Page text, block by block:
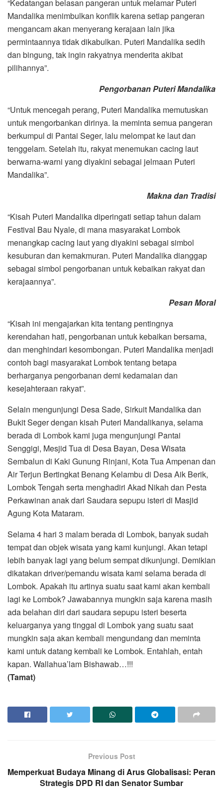
“Kedatangan belasan pangeran untuk melamar Puteri
Mandalika menimbulkan konflik karena setiap pangeran
mengancam akan menyerang kerajaan lain jika
permintaannya tidak dikabulkan. Puteri Mandalika sedih
dan bingung, tak ingin rakyatnya menderita akibat
pilihannya”.
Pengorbanan Puteri Mandalika
“Untuk mencegah perang, Puteri Mandalika memutuskan
untuk mengorbankan dirinya. Ia meminta semua pangeran
berkumpul di Pantai Seger, lalu melompat ke laut dan
tenggelam. Setelah itu, rakyat menemukan cacing laut
berwarna-warni yang diyakini sebagai jelmaan Puteri
Mandalika”.
Makna dan Tradisi
“Kisah Puteri Mandalika diperingati setiap tahun dalam
Festival Bau Nyale, di mana masyarakat Lombok
menangkap cacing laut yang diyakini sebagai simbol
kesuburan dan kemakmuran. Puteri Mandalika dianggap
sebagai simbol pengorbanan untuk kebaikan rakyat dan
kerajaannya”.
Pesan Moral
“Kisah ini mengajarkan kita tentang pentingnya
kerendahan hati, pengorbanan untuk kebaikan bersama,
dan menghindari kesombongan. Puteri Mandalika menjadi
contoh bagi masyarakat Lombok tentang betapa
berharganya pengorbanan demi kedamaian dan
kesejahteraan rakyat”.
Selain mengunjungi Desa Sade, Sirkuit Mandalika dan
Bukit Seger dengan kisah Puteri Mandalikanya, selama
berada di Lombok kami juga mengunjungi Pantai
Senggigi, Mesjid Tua di Desa Bayan, Desa Wisata
Sembalun di Kaki Gunung Rinjani, Kota Tua Ampenan dan
Air Terjun Bertingkat Benang Kelambu di Desa Aik Berik,
Lombok Tengah serta menghadiri Akad Nikah dan Pesta
Perkawinan anak dari Saudara sepupu isteri di Masjid
Agung Kota Mataram.
Selama 4 hari 3 malam berada di Lombok, banyak sudah
tempat dan objek wisata yang kami kunjungi. Akan tetapi
lebih banyak lagi yang belum sempat dikunjungi. Demikian
dikatakan driver/pemandu wisata kami selama berada di
Lombok. Apakah itu artinya suatu saat kami akan kembali
lagi ke Lombok? Jawabannya mungkin saja karena masih
ada belahan diri dari saudara sepupu isteri beserta
keluarganya yang tinggal di Lombok yang suatu saat
mungkin saja akan kembali mengundang dan meminta
kami untuk datang kembali ke Lombok. Entahlah, entah
kapan. Wallahua’lam Bishawab…!!!
(Tamat)
Previous Post
Memperkuat Budaya Minang di Arus Globalisasi: Peran
Strategis DPD RI dan Senator Sumbar